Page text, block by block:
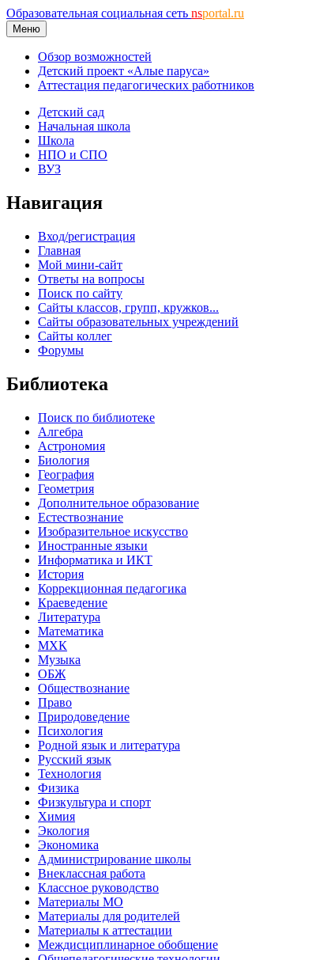
Образовательная социальная сеть nsportal.ru
Меню
Обзор возможностей
Детский проект «Алые паруса»
Аттестация педагогических работников
Детский сад
Начальная школа
Школа
НПО и СПО
ВУЗ
Навигация
Вход/регистрация
Главная
Мой мини-сайт
Ответы на вопросы
Поиск по сайту
Сайты классов, групп, кружков...
Сайты образовательных учреждений
Сайты коллег
Форумы
Библиотека
Поиск по библиотеке
Алгебра
Астрономия
Биология
География
Геометрия
Дополнительное образование
Естествознание
Изобразительное искусство
Иностранные языки
Информатика и ИКТ
История
Коррекционная педагогика
Краеведение
Литература
Математика
МХК
Музыка
ОБЖ
Обществознание
Право
Природоведение
Психология
Родной язык и литература
Русский язык
Технология
Физика
Физкультура и спорт
Химия
Экология
Экономика
Администрирование школы
Внеклассная работа
Классное руководство
Материалы МО
Материалы для родителей
Материалы к аттестации
Междисциплинарное обобщение